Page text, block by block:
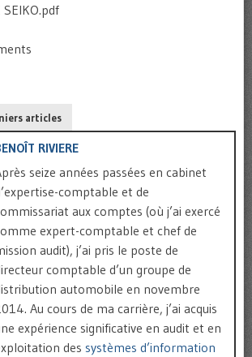
SEIKO.pdf
articles
RIVIERE
seize années passées en cabinet
comptable et de
aux comptes (où j’ai exercé
expert-comptable et chef de
audit), j’ai pris le poste de
comptable d’un groupe de
automobile en novembre
Au cours de ma carrière, j’ai acquis
expérience significative en audit et en
des systèmes d’information